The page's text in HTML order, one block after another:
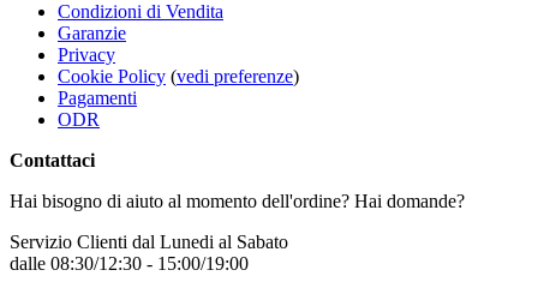
Condizioni di Vendita
Garanzie
Privacy
Cookie Policy (vedi preferenze)
Pagamenti
ODR
Contattaci
Hai bisogno di aiuto al momento dell'ordine? Hai domande?
Servizio Clienti dal Lunedi al Sabato
dalle 08:30/12:30 - 15:00/19:00